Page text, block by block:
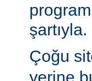
şartıyla.
Çoğu
yerine